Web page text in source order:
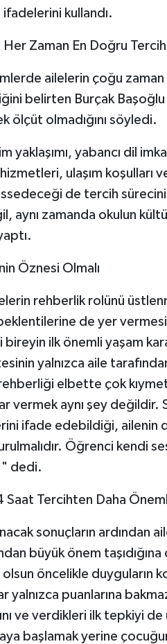
kullandı.
Her Zaman En Doğru
ailelerin çoğu
belirten Burçak
ölçüt olmadığını söyledi.
yaklaşımı, yabancı dil
ulaşım koşulları
de tercih
aynı zamanda okulun
Öznesi Olmalı
rehberlik rolünü
de yer
ilk önemli yaşam
yalnızca aile
elbette çok
vermek aynı şey değildir.
ifade edebildiği,
Öğrenci kendi
dedi.
Saat Tercihten Daha
sonuçların ardından
büyük önem
öncelikle duyguların
yalnızca puanlarına
ve verdikleri ilk tepkiyi
başlamak yerine